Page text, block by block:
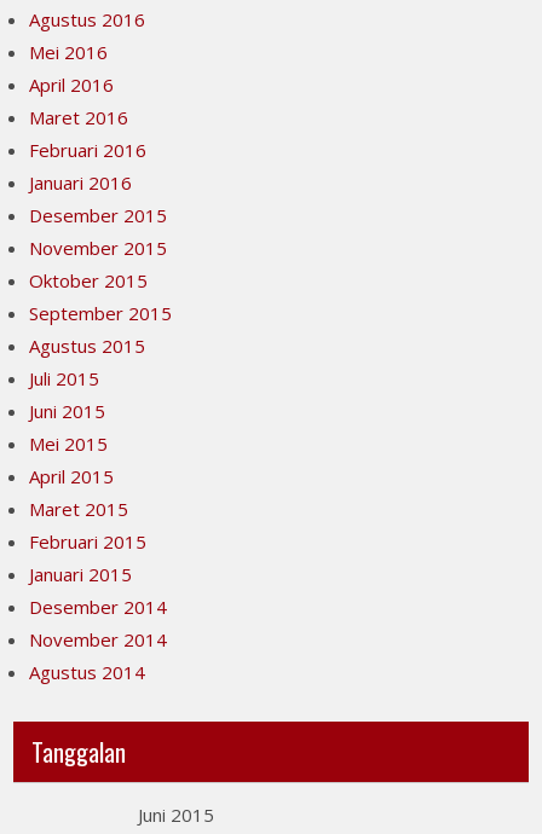
Agustus 2016
Mei 2016
April 2016
Maret 2016
Februari 2016
Januari 2016
Desember 2015
November 2015
Oktober 2015
September 2015
Agustus 2015
Juli 2015
Juni 2015
Mei 2015
April 2015
Maret 2015
Februari 2015
Januari 2015
Desember 2014
November 2014
Agustus 2014
Tanggalan
Juni 2015